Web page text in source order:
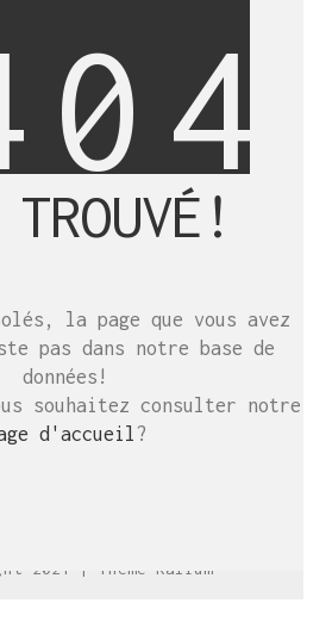
0 4
TROUVÉ!
la page que vous avez
pas dans notre base de
données!
souhaitez consulter notre
d'accueil ?
mieux de se voir
le même langage.
noir.re
2021 | Thème Kalium